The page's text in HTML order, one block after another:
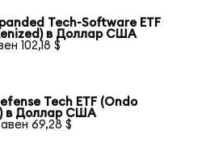
Tech-Software ETF
в Доллар США
102,18 $
Tech ETF (Ondo
в Доллар США
69,28 $